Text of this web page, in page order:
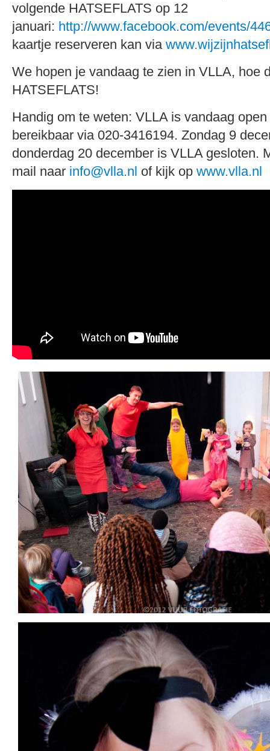
volgende HATSEFLATS op 12
januari: http://www.facebook.com/events/
kaartje reserveren kan via
We hopen je vandaag te zien in VLLA, hoe
HATSEFLATS!
Handig om te weten: VLLA is vandaag
bereikbaar via 020-3416194. Zondag 9
donderdag 20 december is VLLA gesloten.
mail naar info@vlla.nl of kijk op www.vlla.nl